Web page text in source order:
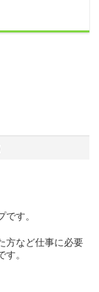
す。
方など仕事に必要
。